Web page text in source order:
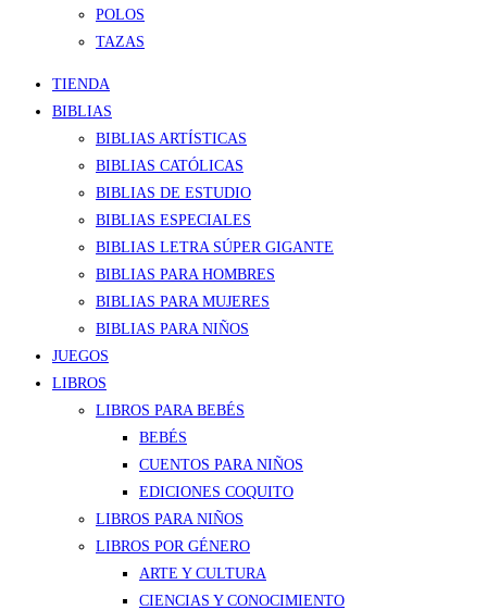
POLOS
TAZAS
TIENDA
BIBLIAS
BIBLIAS ARTÍSTICAS
BIBLIAS CATÓLICAS
BIBLIAS DE ESTUDIO
BIBLIAS ESPECIALES
BIBLIAS LETRA SÚPER GIGANTE
BIBLIAS PARA HOMBRES
BIBLIAS PARA MUJERES
BIBLIAS PARA NIÑOS
JUEGOS
LIBROS
LIBROS PARA BEBÉS
BEBÉS
CUENTOS PARA NIÑOS
EDICIONES COQUITO
LIBROS PARA NIÑOS
LIBROS POR GÉNERO
ARTE Y CULTURA
CIENCIAS Y CONOCIMIENTO